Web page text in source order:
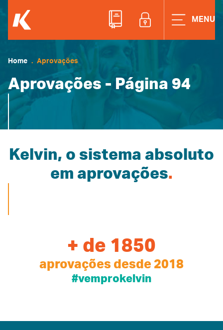
ACESSE AMENU
Home Aprovações
Aprovações - Página 94
Kelvin, o sistema absoluto
em aprovações.
+ de 1850
aprovações desde 2018
#vemprokelvin